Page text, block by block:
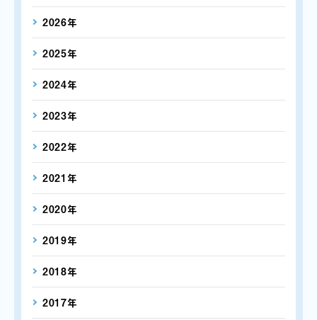
2026年
2025年
2024年
2023年
2022年
2021年
2020年
2019年
2018年
2017年